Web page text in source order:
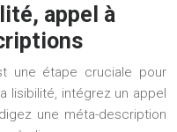
appel à
une étape cruciale pour
lisibilité, intégrez un appel
une méta-description